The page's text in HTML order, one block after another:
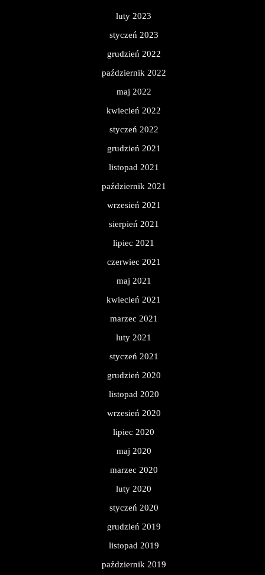
luty 2023
styczeń 2023
grudzień 2022
październik 2022
maj 2022
kwiecień 2022
styczeń 2022
grudzień 2021
listopad 2021
październik 2021
wrzesień 2021
sierpień 2021
lipiec 2021
czerwiec 2021
maj 2021
kwiecień 2021
marzec 2021
luty 2021
styczeń 2021
grudzień 2020
listopad 2020
wrzesień 2020
lipiec 2020
maj 2020
marzec 2020
luty 2020
styczeń 2020
grudzień 2019
listopad 2019
październik 2019